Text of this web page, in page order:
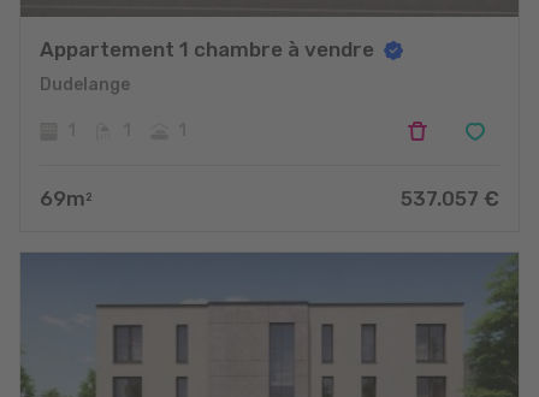
Appartement 1 chambre à vendre
Dudelange
69m 2 537.057 €